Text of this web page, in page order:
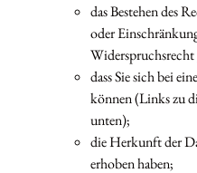
das Bestehen des
oder
Widerspruchsrecht
dass Sie sich bei
können (Links zu
unten);
die Herkunft der
erhoben haben;